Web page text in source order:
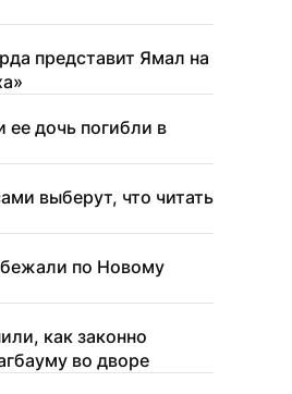
представит Ямал на
ее дочь погибли в
выберут, что читать
по Новому
как законно
во дворе